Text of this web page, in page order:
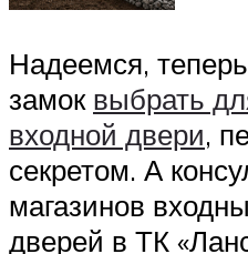
Надеемся,
замок выбрать
входной двери,
секретом. А
магазинов
дверей в ТК